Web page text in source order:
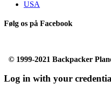
USA
Følg os på Facebook
© 1999-2021 Backpacker
Log in with your